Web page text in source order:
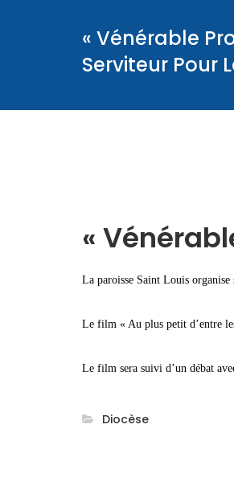
« Vénérable
Serviteur Pour
«
La paroisse Saint Louis organise
Le film « Au plus petit d’entre
Le film sera suivi d’un débat
Diocèse